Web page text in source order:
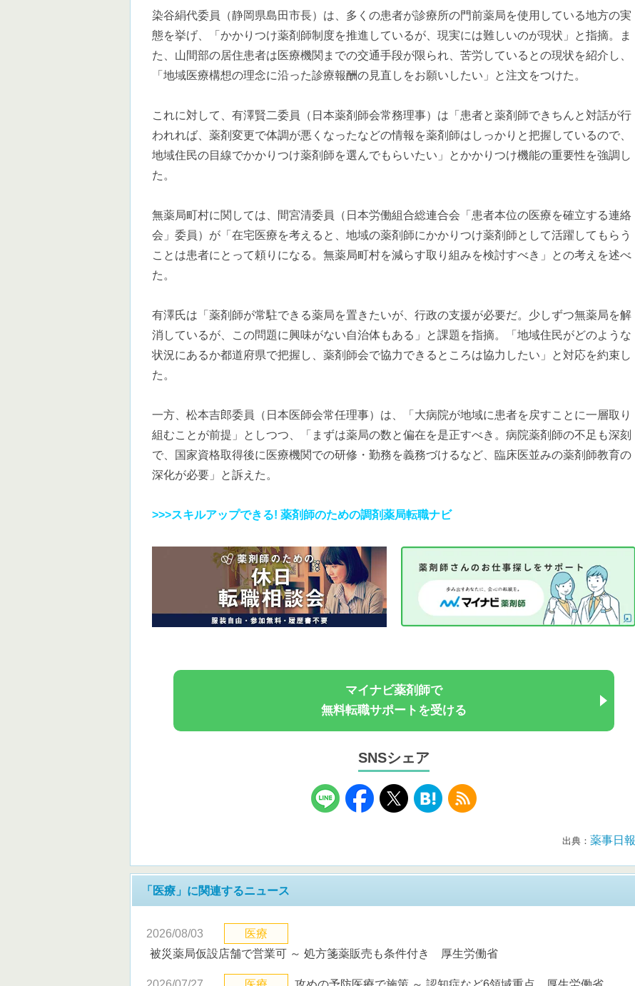
染谷絹代委員（静岡県島田市長）は、多くの患者が診療所の門前薬局を使用している地方の実
態を挙げ、「かかりつけ薬剤師制度を推進しているが、現実には難しいのが現状」と指摘。ま
た、山間部の居住患者は医療機関までの交通手段が限られ、苦労しているとの現状を紹介し、
「地域医療構想の理念に沿った診療報酬の見直しをお願いしたい」と注文をつけた。
これに対して、有澤賢二委員（日本薬剤師会常務理事）は「患者と薬剤師できちんと対話が行
われれば、薬剤変更で体調が悪くなったなどの情報を薬剤師はしっかりと把握しているので、
地域住民の目線でかかりつけ薬剤師を選んでもらいたい」とかかりつけ機能の重要性を強調し
た。
無薬局町村に関しては、間宮清委員（日本労働組合総連合会「患者本位の医療を確立する連絡
会」委員）が「在宅医療を考えると、地域の薬剤師にかかりつけ薬剤師として活躍してもらう
ことは患者にとって頼りになる。無薬局町村を減らす取り組みを検討すべき」との考えを述べ
た。
有澤氏は「薬剤師が常駐できる薬局を置きたいが、行政の支援が必要だ。少しずつ無薬局を解
消しているが、この問題に興味がない自治体もある」と課題を指摘。「地域住民がどのような
状況にあるか都道府県で把握し、薬剤師会で協力できるところは協力したい」と対応を約束し
た。
一方、松本吉郎委員（日本医師会常任理事）は、「大病院が地域に患者を戻すことに一層取り
組むことが前提」としつつ、「まずは薬局の数と偏在を是正すべき。病院薬剤師の不足も深刻
で、国家資格取得後に医療機関での研修・勤務を義務づけるなど、臨床医並みの薬剤師教育の
深化が必要」と訴えた。
>>>スキルアップできる! 薬剤師のための調剤薬局転職ナビ
マイナビ薬剤師で
無料転職サポートを受ける
SNSシェア
出典： 薬事日報
「医療」に関連するニュース
2026/08/03
医療
被災薬局仮設店舗で営業可 ～ 処方箋薬販売も条件付き 厚生労働省